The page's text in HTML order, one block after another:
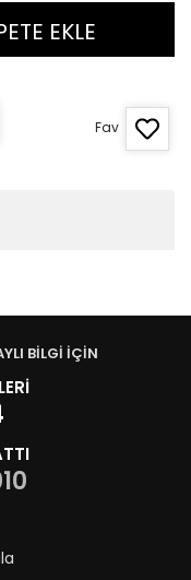
EKLE
Fav
BİLGİ İÇİN